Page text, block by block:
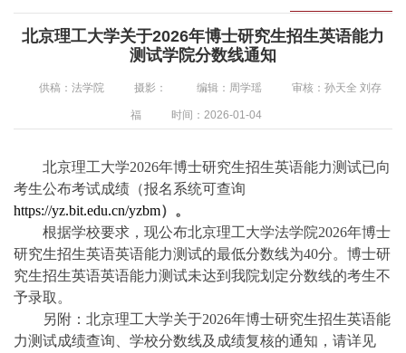
北京理工大学关于2026年博士研究生招生英语能力
测试学院分数线通知
供稿：法学院 摄影： 编辑：周学瑶 审核：孙天全 刘存
福 时间：2026-01-04
北京理工大学2026年博士研究生招生英语能力测试已向
考生公布考试成绩（报名系统可查询
https://yz.bit.edu.cn/yzbm）。
根据学校要求，现公布北京理工大学法学院2026年博士
研究生招生英语英语能力测试的最低分数线为40分。博士研
究生招生英语英语能力测试未达到我院划定分数线的考生不
予录取。
另附：北京理工大学关于2026年博士研究生招生英语能
力测试成绩查询、学校分数线及成绩复核的通知，请详见